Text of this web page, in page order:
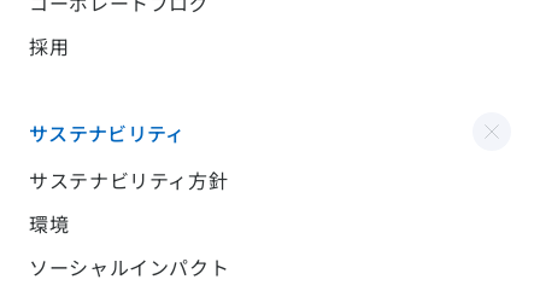
採用
サステナビリティ
サステナビリティ方針
環境
ソーシャルインパクト